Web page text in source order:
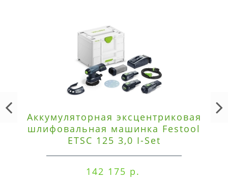
Аккумуляторная эксцентриковая
шлифовальная машинка Festool
ETSC 125 3,0 I-Set
142 175 р.